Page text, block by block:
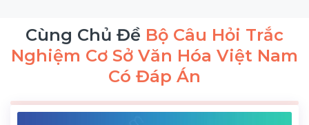
Cùng Chủ Đề Bộ Câu Hỏi Trắc
Nghiệm Cơ Sở Văn Hóa Việt Nam
Có Đáp Án